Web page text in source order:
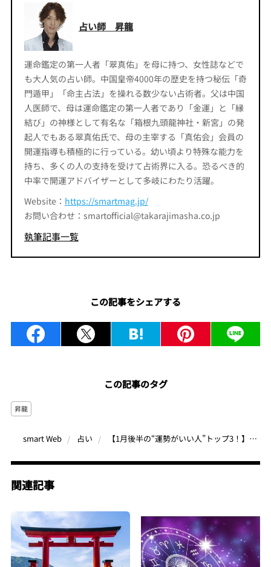
占い師 昇龍
運命鑑定の第一人者「翠真佑」を母に持つ、女性誌などで
も大人気の占い師。中国皇帝4000年の歴史を持つ秘伝「奇
門遁甲」「命主占法」を操れる数少ない占術者。父は中国
人医師で、母は運命鑑定の第一人者であり「金運」と「縁
結び」の神様として有名な「箱根九頭龍神社・新宮」の発
起人でもある翠真佑氏で、母の主宰する「真佑会」会員の
開運指導も積極的に行っている。幼い頃より特殊な能力を
持ち、多くの人の支持を受けて占術界に入る。恐るべき的
中率で開運アドバイザーとして多岐にわたり活躍。
Website： https://smartmag.jp/
お問い合わせ：smartofficial@takarajimasha.co.jp
執筆記事一覧
この記事をシェアする
この記事のタグ
昇龍
smart Web 占い 【1月後半の“運勢がいい人”トップ3！】この誕生月が絶好調！恋・仕事・対人運が急上昇中なのは何月生まれ？｜昇龍先生の誕生月占い
関連記事